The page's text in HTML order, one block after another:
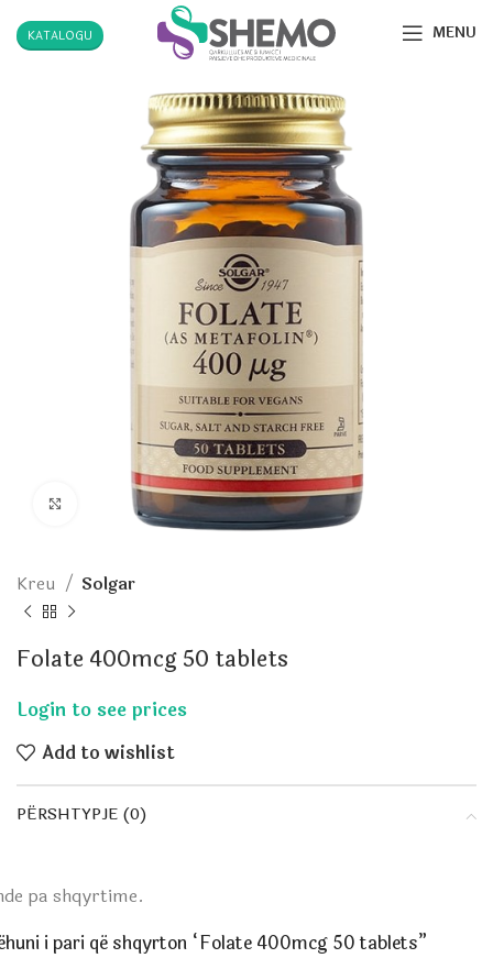
KATALOGU MENU
Click to enlarge
Kreu Solgar
Folate 400mcg 50 tablets
Add to wishlist
PËRSHTYPJE (0)
pa shqyrtime.
i pari që shqyrton “Folate 400mcg 50 tablets”